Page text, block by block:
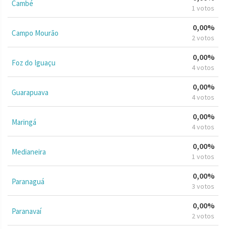
Cambé 1 votos
Campo Mourão
0,00%
2 votos
Foz do Iguaçu
0,00%
4 votos
Guarapuava
0,00%
4 votos
Maringá
0,00%
4 votos
Medianeira
0,00%
1 votos
Paranaguá
0,00%
3 votos
Paranavaí
0,00%
2 votos